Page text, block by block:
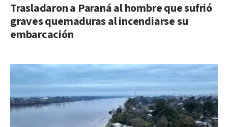
Trasladaron a Paraná al hombre que sufrió
graves quemaduras al incendiarse su
embarcación